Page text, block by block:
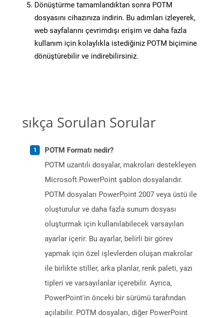
Dönüştürme tamamlandıktan sonra POTM
dosyasını cihazınıza indirin. Bu adımları izleyerek,
web sayfalarını çevrimdışı erişim ve daha fazla
kullanım için kolaylıkla istediğiniz POTM biçimine
dönüştürebilir ve indirebilirsiniz.
sıkça Sorulan Sorular
POTM Formatı nedir?
POTM uzantılı dosyalar, makroları destekleyen
Microsoft PowerPoint şablon dosyalarıdır.
POTM dosyaları PowerPoint 2007 veya üstü ile
oluşturulur ve daha fazla sunum dosyası
oluşturmak için kullanılabilecek varsayılan
ayarlar içerir. Bu ayarlar, belirli bir görev
yapmak için özel işlevlerden oluşan makrolar
ile birlikte stiller, arka planlar, renk paleti, yazı
tipleri ve varsayılanlar içerebilir. Ayrıca,
PowerPoint'in önceki bir sürümü tarafından
açılabilir. POTM dosyaları, diğer PowerPoint